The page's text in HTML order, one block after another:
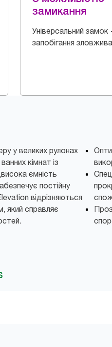
замикання
Універсальний
запобігання
у великих рулонах
кімнат із
ємність
постійну
відрізняються
який справляє